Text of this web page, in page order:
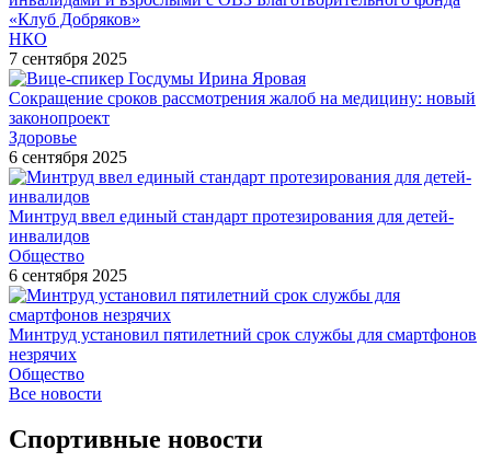
«Клуб Добряков»
НКО
7 сентября 2025
Сокращение сроков рассмотрения жалоб на медицину: новый
законопроект
Здоровье
6 сентября 2025
Минтруд ввел единый стандарт протезирования для детей-
инвалидов
Общество
6 сентября 2025
Минтруд установил пятилетний срок службы для смартфонов
незрячих
Общество
Все новости
Спортивные новости